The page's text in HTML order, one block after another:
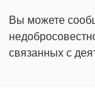
Вы можете
связанных с